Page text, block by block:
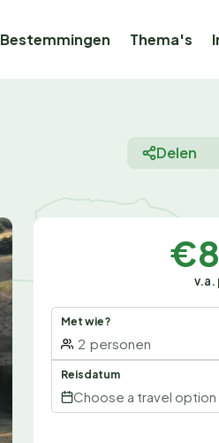
Bestemmingen Thema's
Delen
v.a.
Met wie?
2 personen
Reisdatum
Choose a travel option